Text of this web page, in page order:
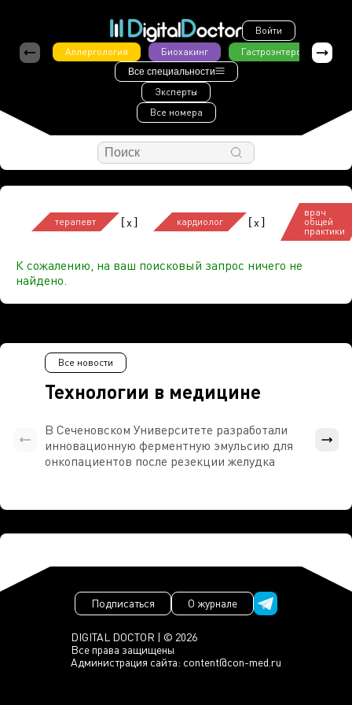
Войти
Аллергология
Биохакинг Гастроэнтерология
Все специальности
Эксперты
Все номера
терапевт [x] кардиолог [x]
врач
общей
практики
К сожалению, на ваш поисковый запрос ничего не
найдено.
Технологии в медицине
Все новости
В Сеченовском Университете разработали
инновационную ферментную эмульсию для
онкопациентов после резекции желудка
DIGITAL DOCTOR | © 2026
Все права защищены
Администрация сайта: content@con-med.ru
Подписаться О журнале